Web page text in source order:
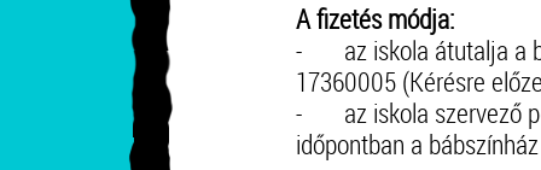
A fizetés módja:
- az iskola átutalja a
17360005 (Kérésre
- az iskola szervező
időpontban a